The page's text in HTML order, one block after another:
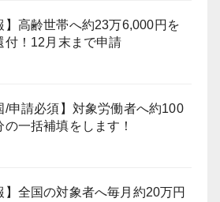
】高齢世帯へ約23万6,000円を
付！12月末まで申請
/申請必須】対象労働者へ約100
の一括補填をします！
】全国の対象者へ毎月約20万円